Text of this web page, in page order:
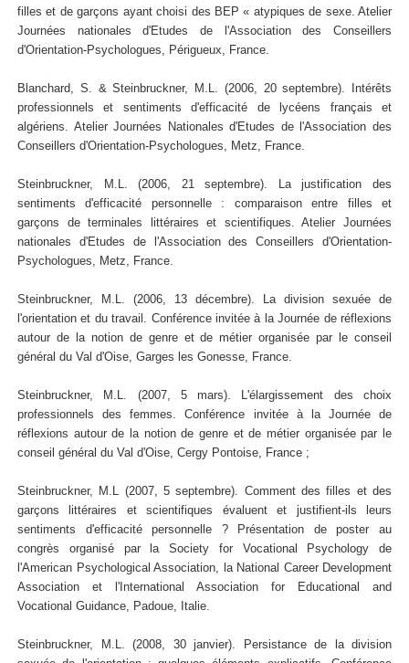
filles et de garçons ayant choisi des BEP « atypiques de sexe. Atelier
Journées nationales d'Etudes de l'Association des Conseillers
d'Orientation-Psychologues, Périgueux, France.
Blanchard, S. & Steinbruckner, M.L. (2006, 20 septembre). Intérêts
professionnels et sentiments d'efficacité de lycéens français et
algériens. Atelier Journées Nationales d'Etudes de l'Association des
Conseillers d'Orientation-Psychologues, Metz, France.
Steinbruckner, M.L. (2006, 21 septembre). La justification des
sentiments d'efficacité personnelle : comparaison entre filles et
garçons de terminales littéraires et scientifiques. Atelier Journées
nationales d'Etudes de l'Association des Conseillers d'Orientation-
Psychologues, Metz, France.
Steinbruckner, M.L. (2006, 13 décembre). La division sexuée de
l'orientation et du travail. Conférence invitée à la Journée de réflexions
autour de la notion de genre et de métier organisée par le conseil
général du Val d'Oise, Garges les Gonesse, France.
Steinbruckner, M.L. (2007, 5 mars). L'élargissement des choix
professionnels des femmes. Conférence invitée à la Journée de
réflexions autour de la notion de genre et de métier organisée par le
conseil général du Val d'Oise, Cergy Pontoise, France ;
Steinbruckner, M.L (2007, 5 septembre). Comment des filles et des
garçons littéraires et scientifiques évaluent et justifient-ils leurs
sentiments d'efficacité personnelle ? Présentation de poster au
congrès organisé par la Society for Vocational Psychology de
l'American Psychological Association, la National Career Development
Association et l'International Association for Educational and
Vocational Guidance, Padoue, Italie.
Steinbruckner, M.L. (2008, 30 janvier). Persistance de la division